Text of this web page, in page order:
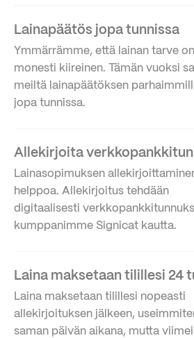
Lainapäätös jopa tunnissa
Ymmärrämme, että lainan tarve on
monesti kiireinen. Tämän vuoksi
meiltä lainapäätöksen
jopa tunnissa.
Allekirjoita
Lainasopimuksen
helppoa. Allekirjoitus tehdään
digitaalisesti
kumppanimme Signicat kautta.
Laina maksetaan tilillesi 24
Laina maksetaan tilillesi nopeasti
allekirjoituksen jälkeen,
saman päivän aikana, mutta